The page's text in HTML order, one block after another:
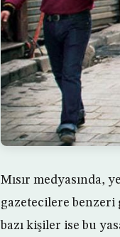
Mısır medyasında,
gazetecilere benzeri
bazı kişiler ise bu